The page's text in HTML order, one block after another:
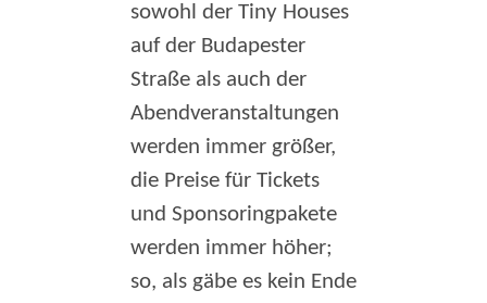
sowohl der Tiny Houses
auf der Budapester
Straße als auch der
Abendveranstaltungen
werden immer größer,
die Preise für Tickets
und Sponsoringpakete
werden immer höher;
so, als gäbe es kein Ende